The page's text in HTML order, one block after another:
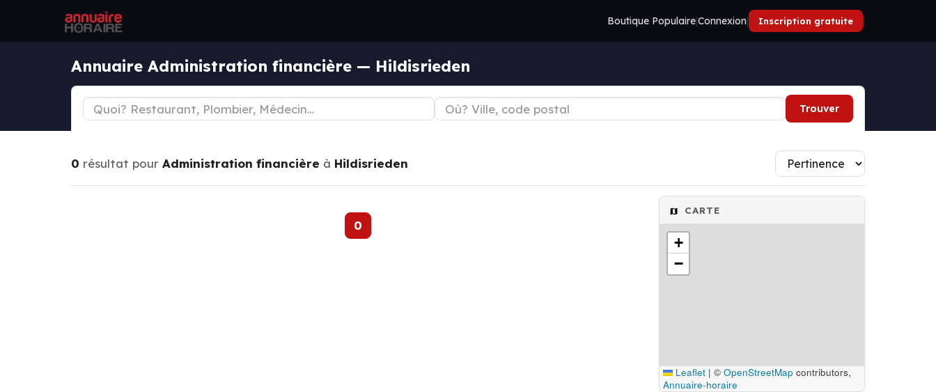
Boutique Populaire|Connexion| Inscription gratuite |
Annuaire Administration financière — Hildisrieden
Trouver
0 résultat pour Administration financière à Hildisrieden
0
CARTE
+
−
Leaflet | © OpenStreetMap contributors,
Annuaire-horaire